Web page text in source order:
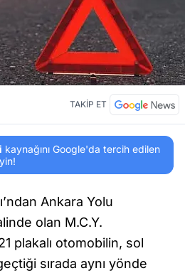
TAKİP ET
kaynağını Google'da tercih edilen
Ankara Yolu
olan M.C.Y.
plakalı otomobilin, sol
sırada aynı yönde